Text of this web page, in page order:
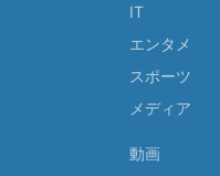
IT
エンタメ
スポーツ
メディア
動画